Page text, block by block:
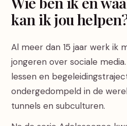
kan ik jou
Al meer dan 15 jaar werk ik
jongeren over sociale
lessen en
ondergedompeld in de
tunnels en subculturen.